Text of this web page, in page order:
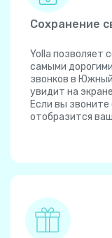
Сохранение
Yolla позволяет
самыми
звонков в
увидит на
Если вы звоните
отобразится